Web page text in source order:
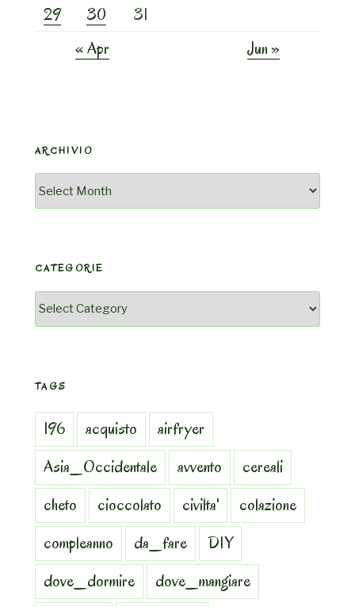
29
30
31
« Apr
Jun »
ARCHIVIO
Archivio
CATEGORIE
Categorie
TAGS
196 acquisto
airfryer
Asia_Occidentale
avvento
cereali
cheto
cioccolato civilta'
colazione
compleanno
da_fare
DIY
dove_dormire
dove_mangiare